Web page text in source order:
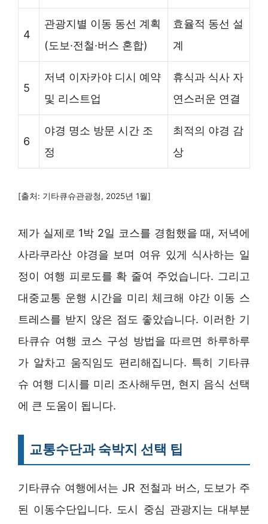
4
관광지별 이동 동선 계획
(도보·전철·버스 혼합)
효율적 동선 설
계
5
저녁 이자카야 디시 예약
및 리스트업
휴식과 식사 자
연스러운 연결
6
야경 명소 방문 시간 조
정
최적의 야경 감
상
[출처: 기타큐슈관광청, 2025년 1월]
제가 실제로 1박 2일 코스를 경험했을 때, 저녁에
사라쿠라산 야경을 보며 여유 있게 식사하는 일
정이 여행 피로도를 확 줄여 주었습니다. 그리고
대중교통 운행 시간을 미리 체크해 야간 이동 스
트레스를 받지 않은 점도 좋았습니다. 이러한 기
타큐슈 여행 코스 구성 방법을 따르면 하루하루
가 알차고 움직임도 편리해집니다. 특히 기타큐
슈 여행 디시를 미리 조사해두면, 현지 음식 선택
에 큰 도움이 됩니다.
교통수단과 숙박지 선택 팁
기타큐슈 여행에서는 JR 전철과 버스, 도보가 주
된 이동수단입니다. 도시 중심 관광지는 대부분